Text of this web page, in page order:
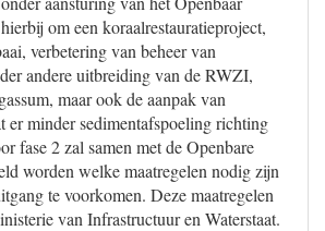
om een koraalrestauratieproject,
verbetering van beheer van
andere uitbreiding van de RWZI,
maar ook de aanpak van
er minder sedimentafspoeling richting
fase 2 zal samen met de Openbare
worden welke maatregelen nodig zijn
te voorkomen. Deze maatregelen
van Infrastructuur en Waterstaat.